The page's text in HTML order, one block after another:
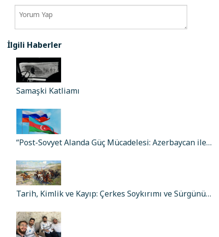
İlgili Haberler
Samaşki Katliamı
“Post-Sovyet Alanda Güç Mücadelesi: Azerbaycan ile…
Tarih, Kimlik ve Kayıp: Çerkes Soykırımı ve Sürgünü…